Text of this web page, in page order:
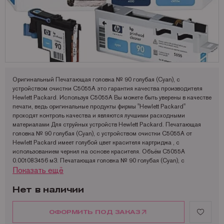
Lexmark
OCE
Panasonic
Pantum
Ricoh
Samsung
Sharp
Toshiba
Xerox
Аналоги Lexmark
Аналоги Oki
Аналоги Panasonic
Аналоги Pantum
Аналоги Ricoh
Аналоги Samsung
Аналоги Sharp
Аналоги Xerox
Запчасти для OKI
Запчасти для Samsung
Запчасти для Toshiba
Запчасти для Xerox
Фотобумага Kodak для струйных принтеров
Фотобумага Lomond и пленки для струйных принтеров
Пленка для ламинирования Корея
Принтеры Epson
Принтеры Hewllet Packard
Принтеры Lexmark
Принтеры OKI
Принтеры Panasonic
Принтеры Ricoh
Принтеры Samsung
Принтеры Sharp
Принтеры XEROX
Факсы Panasonic
Мониторы
Мониторы HP
Другое
Оригинальный Печатающая головка № 90 голубая (Cyan), с
устройством очистки C5055A это гарантия качества производителя
Hewlett Packard. Используя C5055A Вы можете быть уверены в качестве
печати, ведь оригинальные продукты фирмы "Hewlett Packard"
проходят контроль качества и являются лучшими расходными
материалами Для струйных устройств Hewlett Packard. Печатающая
головка № 90 голубая (Cyan), с устройством очистки C5055A от
Hewlett Packard имеет голубой цвет красителя картриджа , с
использованием чернил на основе красителя. Объём C5055A
0.001083456 м3. Печатающая головка № 90 голубая (Cyan), с
устройством очистки рекомендуется использовать при температуре от
60 °C и влажности от 15 до 80 %.
C5055A от Hewlett Packard совместим с такими моделями устройств
Показать ещё
Нет в наличии
ОФОРМИТЬ ПОД ЗАКАЗ